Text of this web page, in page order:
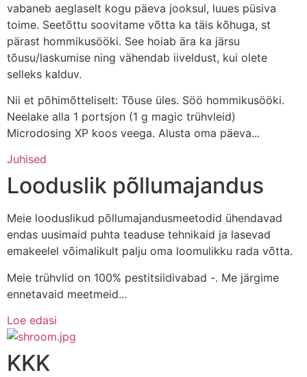
vabaneb aeglaselt kogu päeva jooksul, luues püsiva
toime. Seetõttu soovitame võtta ka täis kõhuga, st
pärast hommikusööki. See hoiab ära ka järsu
tõusu/laskumise ning vähendab iiveldust, kui olete
selleks kalduv.
Nii et põhimõtteliselt: Tõuse üles. Söö hommikusööki.
Neelake alla 1 portsjon (1 g magic trühvleid)
Microdosing XP koos veega. Alusta oma päeva...
Juhised
Looduslik põllumajandus
Meie looduslikud põllumajandusmeetodid ühendavad
endas uusimaid puhta teaduse tehnikaid ja lasevad
emakeelel võimalikult palju oma loomulikku rada võtta.
Meie trühvlid on 100% pestitsiidivabad -. Me järgime
ennetavaid meetmeid...
Loe edasi
KKK